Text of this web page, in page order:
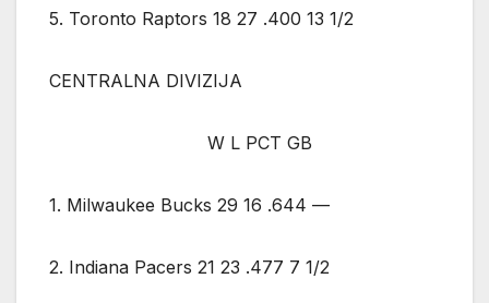
5. Toronto Raptors 18 27 .400 13 1/2
CENTRALNA DIVIZIJA
W L PCT GB
1. Milwaukee Bucks 29 16 .644 —
2. Indiana Pacers 21 23 .477 7 1/2